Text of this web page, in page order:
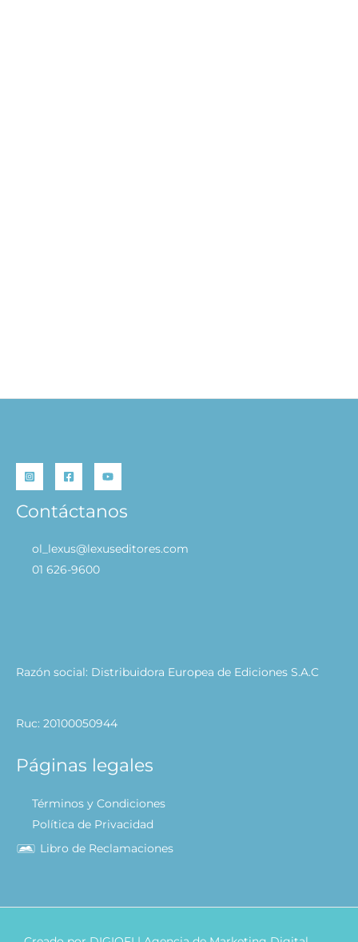
Contáctanos
ol_lexus@lexuseditores.com
01 626-9600
Razón social: Distribuidora Europea de Ediciones S.A.C
Ruc: 20100050944
Páginas legales
Términos y Condiciones
Política de Privacidad
Libro de Reclamaciones